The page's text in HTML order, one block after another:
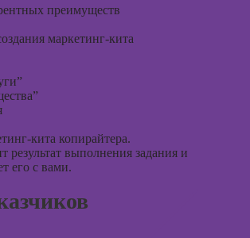
преимуществ
маркетинг-кита
кита копирайтера.
результат выполнения задания и
его с вами.